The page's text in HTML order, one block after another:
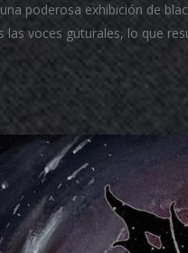
una poderosa exhibición de
las voces guturales, lo que